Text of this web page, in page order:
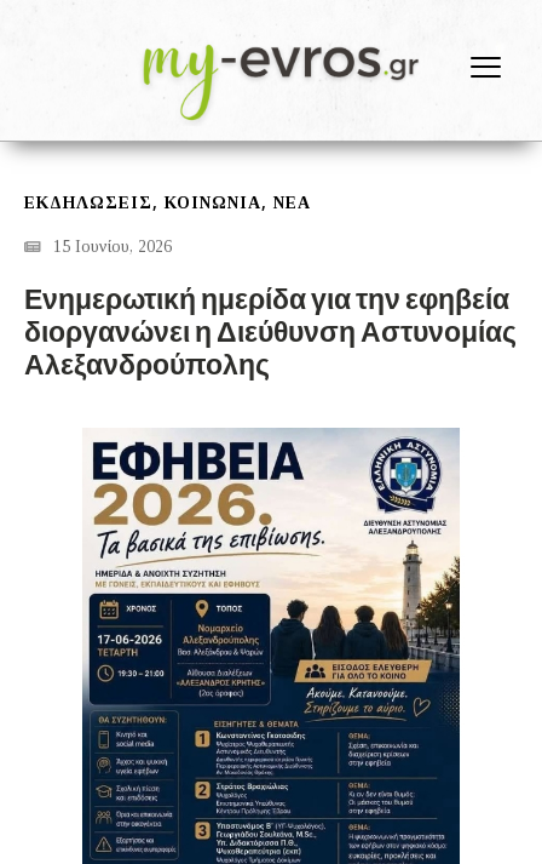
ΕΚΔΗΛΩΣΕΙΣ ,ΚΟΙΝΩΝΙΑ, ΝΕΑ
15 Ιουνίου, 2026
Ενημερωτική ημερίδα για την εφηβεία
διοργανώνει η Διεύθυνση Αστυνομίας
Αλεξανδρούπολης